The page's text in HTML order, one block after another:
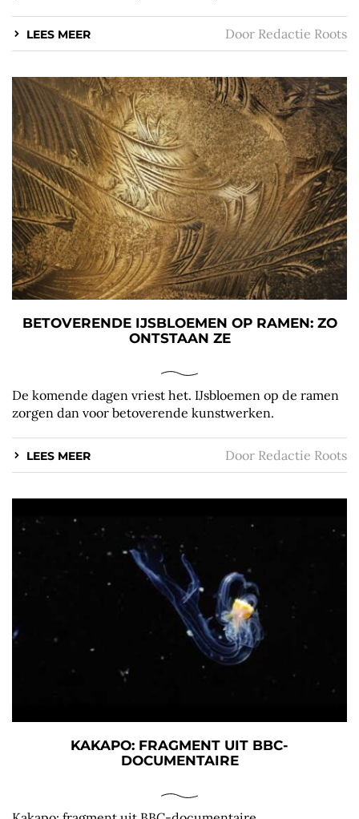
LEES MEER Door Redactie Roots
BETOVERENDE IJSBLOEMEN OP RAMEN: ZO
ONTSTAAN ZE
De komende dagen vriest het. IJsbloemen op de ramen
zorgen dan voor betoverende kunstwerken.
LEES MEER Door Redactie Roots
KAKAPO: FRAGMENT UIT BBC-
DOCUMENTAIRE